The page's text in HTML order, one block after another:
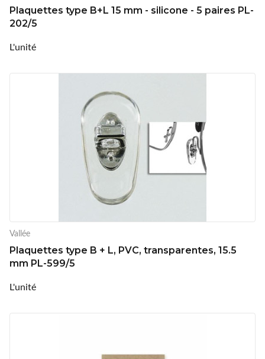
Plaquettes type B+L 15 mm - silicone - 5 paires PL-
202/5
L'unité
Vallée
Plaquettes type B + L, PVC, transparentes, 15.5
mm PL-599/5
L'unité